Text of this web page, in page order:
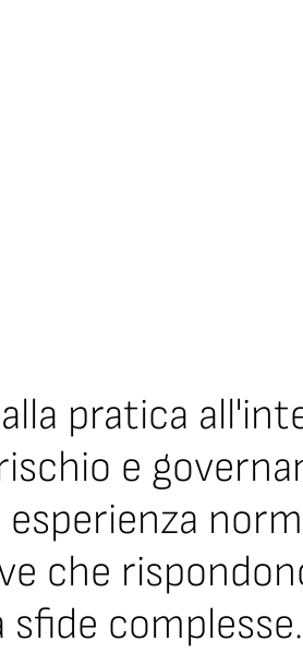
pratica
e
che
complesse.